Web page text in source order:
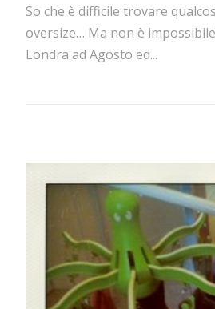
So che è difficile trovare
oversize… Ma non è
Londra ad Agosto ed...